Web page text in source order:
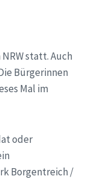
statt. Auch
Bürgerinnen
Mal im
oder
Borgentreich /